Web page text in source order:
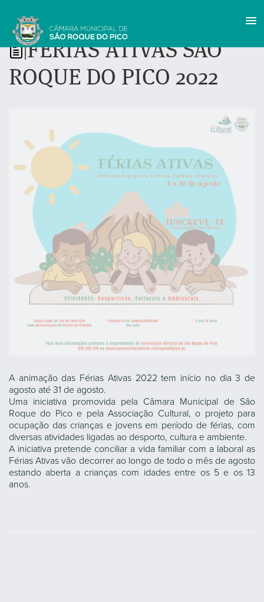
FÉRIAS ATIVAS SÃO
ROQUE DO PICO 2022
A animação das Férias Ativas 2022 tem início no dia 3 de
agosto até 31 de agosto.
Uma iniciativa promovida pela Câmara Municipal de São
Roque do Pico e pela Associação Cultural, o projeto para
ocupação das crianças e jovens em período de férias, com
diversas atividades ligadas ao desporto, cultura e ambiente.
A iniciativa pretende conciliar a vida familiar com a laboral as
Férias Ativas vão decorrer ao longo de todo o mês de agosto
estando aberta a crianças com idades entre os 5 e os 13
anos.